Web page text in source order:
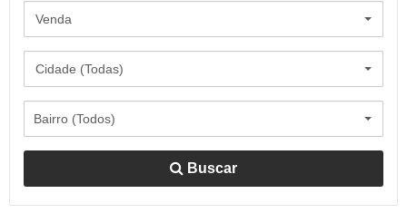
Venda
Cidade (Todas)
Bairro (Todos)
Buscar